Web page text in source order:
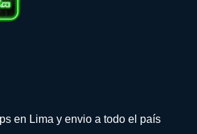
en Lima y envio a todo el país